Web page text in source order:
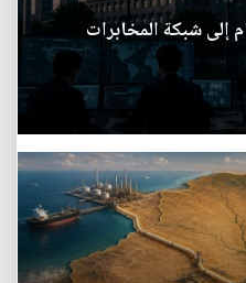
إلى شبكة المخابرات